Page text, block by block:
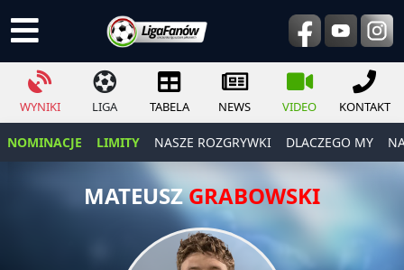
WYNIKI LIGA TABELA NEWS VIDEO KONTAKT
NOMINACJE LIMITY NASZE ROZGRYWKI DLACZEGO MY
MATEUSZGRABOWSKI